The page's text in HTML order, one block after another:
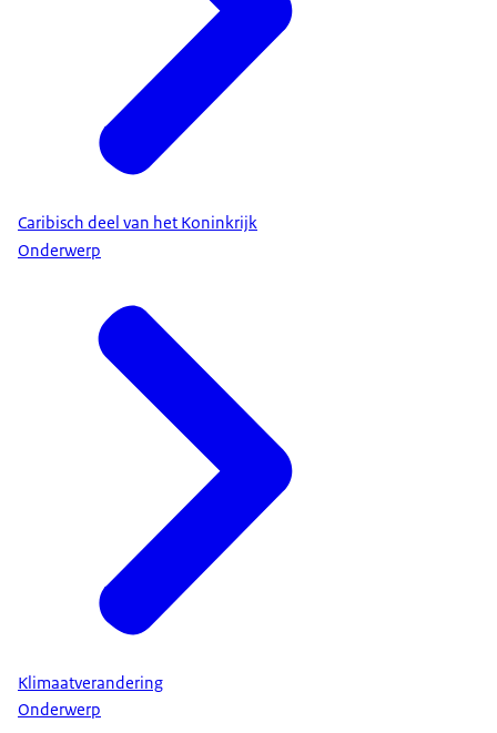
Caribisch deel van het Koninkrijk
Onderwerp
Klimaatverandering
Onderwerp